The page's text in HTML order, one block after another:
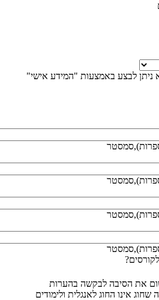
לבצע באמצעות "המידע אישי"
את הסיבה לבקשה בהערות
אינו החוג לאנגלית ולימודים